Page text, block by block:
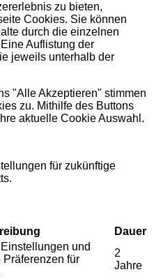
zu bieten,
Cookies. Sie können
durch die einzelnen
Auflistung der
jeweils unterhalb der
"Alle Akzeptieren" stimmen
zu. Mithilfe des Buttons
aktuelle Cookie Auswahl.
für zukünftige
Dauer
und
für
2
Jahre